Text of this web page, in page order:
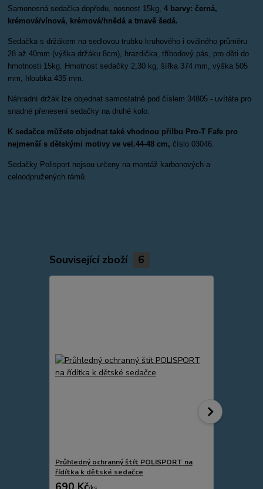
Samonosná sedačka dopředu, nosnost 15kg,4 barvy: černá,
krémová/vínová, krémová/hnědá a tmavě šedá.
Sedačka s držákem na sedlovou trubku kruhového i oválného průměru
28 až 40mm (výška držáku 8cm), hrazdička, tříbodový pás, pro děti do
hmotnosti 15kg. Hmotnost sedačky 2,30 kg, šířka 374 mm, výška 505
mm, hloubka 435 mm.
Náhradní držák lze objednat samostatně pod číslem 34805 - uvítáte pro
snadné přenesení sedačky na druhé kolo.
K sedačce můžete objednat také vhodnou přilbu Pro-T Fafe pro
nejmenší s dětskými motivy ve vel.44-48 cm, číslo 03046.
Sedačky Polisport nejsou určeny na montáž karbonových a
celoodpružených rámů.
Související zboží 6
Průhledný ochranný štít POLISPORT na
řídítka k dětské sedačce